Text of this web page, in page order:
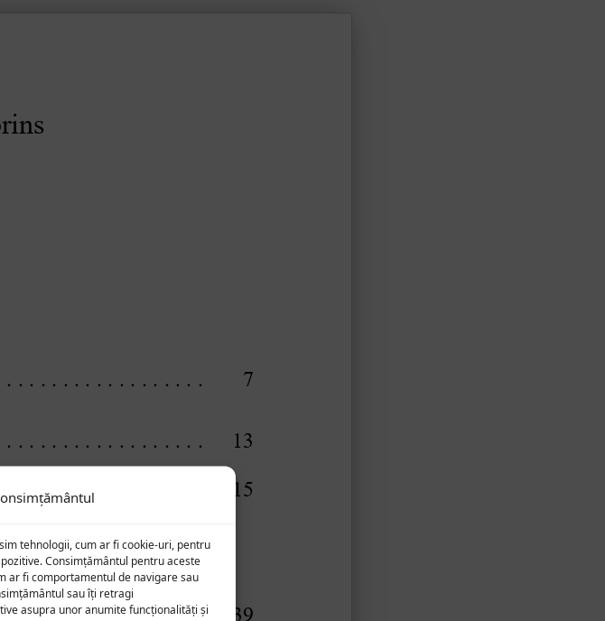
tehnologii, cum ar fi cookie-uri, pentru
Consimțământul pentru aceste
ar fi comportamentul de navigare sau
sau îți retragi
asupra unor anumite funcționalități și